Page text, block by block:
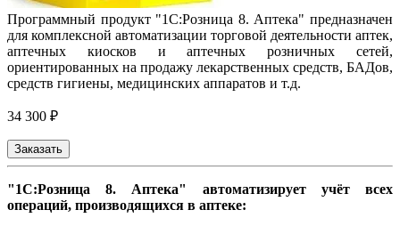
Программный продукт "1С:Розница 8. Аптека" предназначен
для комплексной автоматизации торговой деятельности аптек,
аптечных киосков и аптечных розничных сетей,
ориентированных на продажу лекарственных средств, БАДов,
средств гигиены, медицинских аппаратов и т.д.
34 300 ₽
Заказать
"1С:Розница 8. Аптека" автоматизирует учёт всех
операций, производящихся в аптеке: